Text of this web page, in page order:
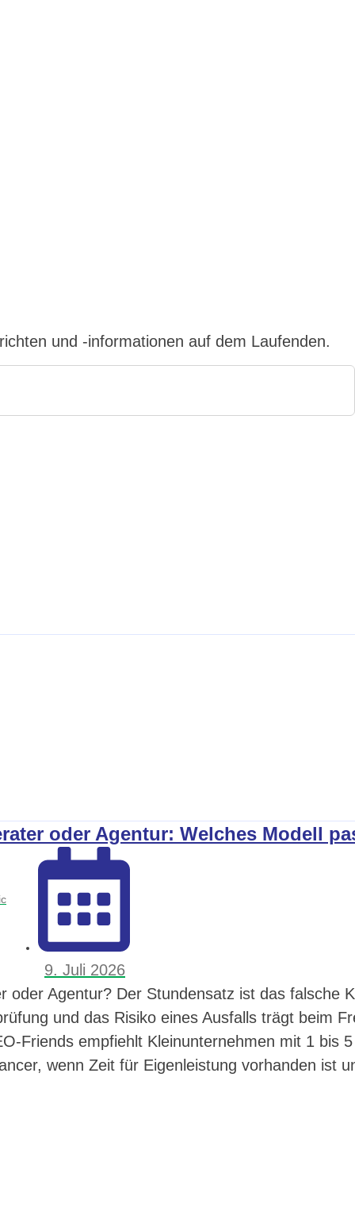
und -informationen auf dem Laufenden.
oder Agentur: Welches Modell
9. Juli 2026
oder Agentur? Der Stundensatz ist das falsche
und das Risiko eines Ausfalls trägt beim
Friends empfiehlt Kleinunternehmen mit 1 bis
wenn Zeit für Eigenleistung vorhanden ist